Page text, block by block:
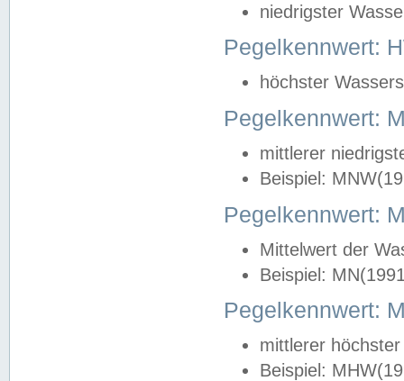
niedrigster
Pegelkennwert:
höchster
Pegelkennwert:
mittlerer
Beispiel:
Pegelkennwert:
Mittelwert der
Beispiel:
Pegelkennwert:
mittlerer
Beispiel: